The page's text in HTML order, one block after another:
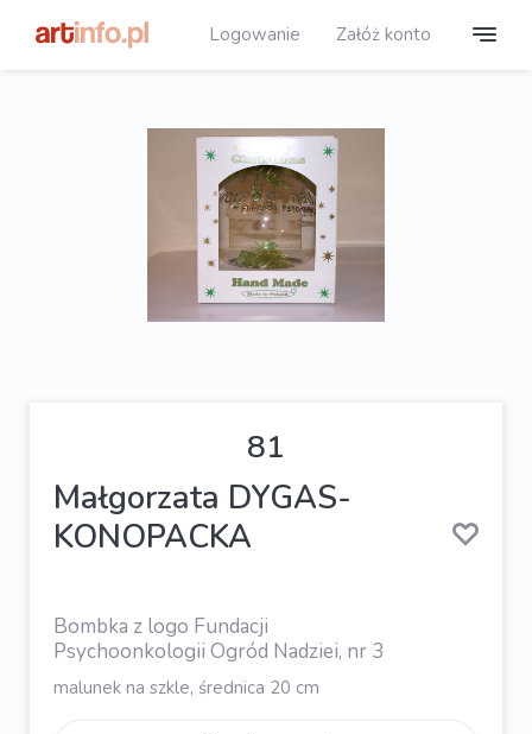
Logowanie Załóż konto
81
Małgorzata DYGAS-
KONOPACKA
Bombka z logo Fundacji
Psychoonkologii Ogród Nadziei, nr 3
malunek na szkle, średnica 20 cm